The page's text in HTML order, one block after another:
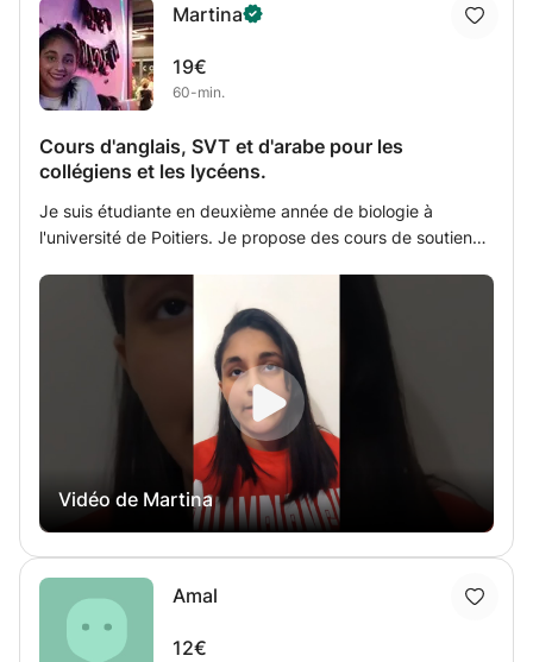
Martina
19€
60-min.
Cours d'anglais, SVT et d'arabe pour les
collégiens et les lycéens.
Je suis étudiante en deuxième année de biologie à
l'université de Poitiers. Je propose des cours de soutien
enseigner aux collégiens et lycéens. Je peux également
enseigner l'arabe au débutants jusqu'au niveau B1ou B2.
Vidéo de Martina
Amal
12€